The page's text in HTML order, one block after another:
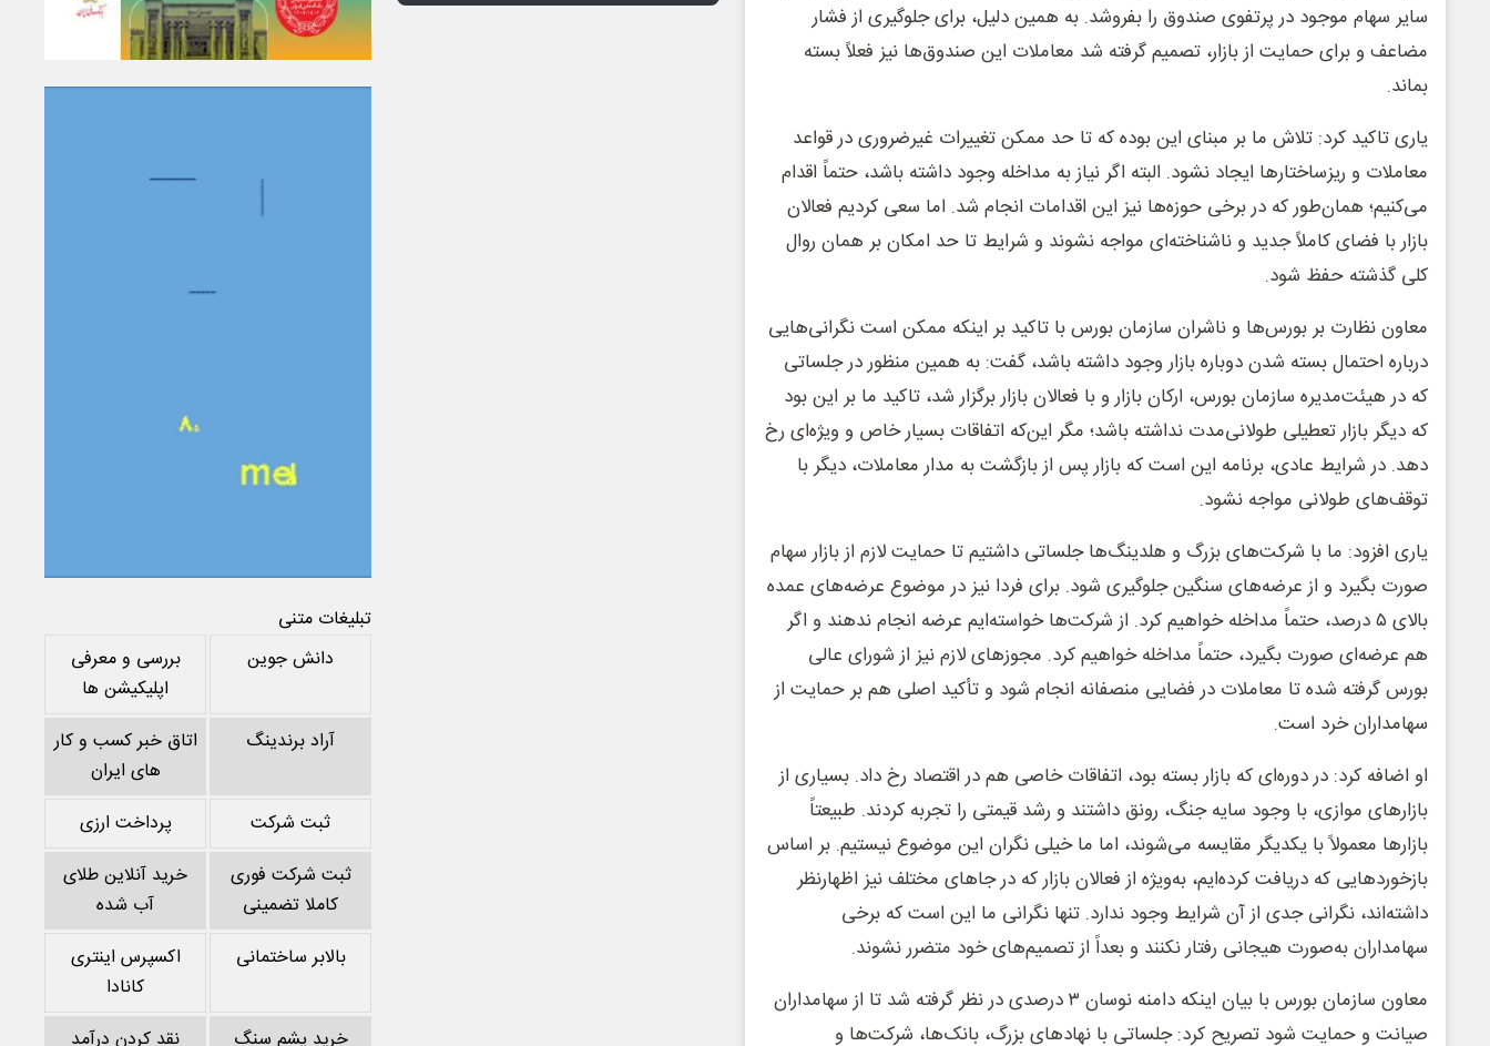
سایر سهام موجود در پرتفوی صندوق را بفروشد. به همین دلیل، برای جلوگیری از فشار
مضاعف و برای حمایت از بازار، تصمیم گرفته شد معاملات این صندوق‌ها نیز فعلاً بسته
بماند.
یاری تاکید کرد: تلاش ما بر مبنای این بوده که تا حد ممکن تغییرات غیرضروری در قواعد
معاملات و ریزساختارها ایجاد نشود. البته اگر نیاز به مداخله وجود داشته باشد، حتماً اقدام
می‌کنیم؛ همان‌طور که در برخی حوزه‌ها نیز این اقدامات انجام شد. اما سعی کردیم فعالان
بازار با فضای کاملاً جدید و ناشناخته‌ای مواجه نشوند و شرایط تا حد امکان بر همان روال
کلی گذشته حفظ شود.
معاون نظارت بر بورس‌ها و ناشران سازمان بورس با تاکید بر اینکه ممکن است نگرانی‌هایی
درباره احتمال بسته شدن دوباره بازار وجود داشته باشد، گفت: به همین منظور در جلساتی
که در هیئت‌مدیره سازمان بورس، ارکان بازار و با فعالان بازار برگزار شد، تاکید ما بر این بود
که دیگر بازار تعطیلی طولانی‌مدت نداشته باشد؛ مگر این‌که اتفاقات بسیار خاص و ویژه‌ای رخ
دهد. در شرایط عادی، برنامه این است که بازار پس از بازگشت به مدار معاملات، دیگر با
توقف‌های طولانی مواجه نشود.
یاری افزود: ما با شرکت‌های بزرگ و هلدینگ‌ها جلساتی داشتیم تا حمایت لازم از بازار سهام
صورت بگیرد و از عرضه‌های سنگین جلوگیری شود. برای فردا نیز در موضوع عرضه‌های عمده
بالای ۵ درصد، حتماً مداخله خواهیم کرد. از شرکت‌ها خواسته‌ایم عرضه انجام ندهند و اگر
هم عرضه‌ای صورت بگیرد، حتماً مداخله خواهیم کرد. مجوزهای لازم نیز از شورای عالی
بورس گرفته شده تا معاملات در فضایی منصفانه انجام شود و تأکید اصلی هم بر حمایت از
سهامداران خرد است.
او اضافه کرد: در دوره‌ای که بازار بسته بود، اتفاقات خاصی هم در اقتصاد رخ داد. بسیاری از
بازارهای موازی، با وجود سایه جنگ، رونق داشتند و رشد قیمتی را تجربه کردند. طبیعتاً
بازارها معمولاً با یکدیگر مقایسه می‌شوند، اما ما خیلی نگران این موضوع نیستیم. بر اساس
بازخوردهایی که دریافت کرده‌ایم، به‌ویژه از فعالان بازار که در جاهای مختلف نیز اظهارنظر
داشته‌اند، نگرانی جدی از آن شرایط وجود ندارد. تنها نگرانی ما این است که برخی
سهامداران به‌صورت هیجانی رفتار نکنند و بعداً از تصمیم‌های خود متضرر نشوند.
معاون سازمان بورس با بیان اینکه دامنه نوسان ۳ درصدی در نظر گرفته شد تا از سهامداران
صیانت و حمایت شود تصریح کرد: جلساتی با نهادهای بزرگ، بانک‌ها، شرکت‌ها و
تبلیغات متنی
دانش جوین
بررسی و معرفی
اپلیکیشن ها
آراد برندینگ
اتاق خبر کسب و کار
های ایران
ثبت شرکت
پرداخت ارزی
ثبت شرکت فوری
کاملا تضمینی
خرید آنلاین طلای
آب شده
بالابر ساختمانی
اکسپرس اینتری
کانادا
خرید پشم سنگ
نقد کردن درآمد